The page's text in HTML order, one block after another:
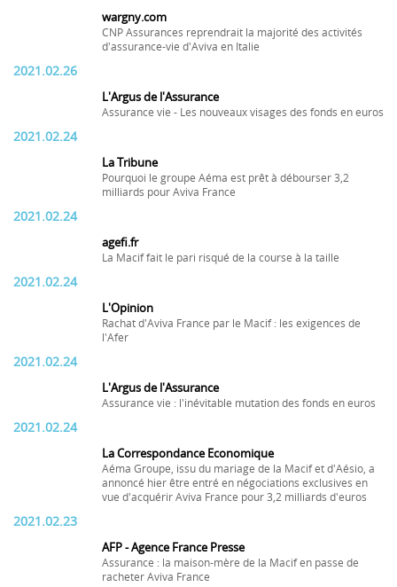
wargny.com
CNP Assurances reprendrait la majorité des activités
d'assurance-vie d'Aviva en Italie
2021.02.26
L'Argus de l'Assurance
Assurance vie - Les nouveaux visages des fonds en euros
2021.02.24
La Tribune
Pourquoi le groupe Aéma est prêt à débourser 3,2
milliards pour Aviva France
2021.02.24
agefi.fr
La Macif fait le pari risqué de la course à la taille
2021.02.24
L'Opinion
Rachat d'Aviva France par le Macif : les exigences de
l'Afer
2021.02.24
L'Argus de l'Assurance
Assurance vie : l'inévitable mutation des fonds en euros
2021.02.24
La Correspondance Economique
Aéma Groupe, issu du mariage de la Macif et d'Aésio, a
annoncé hier être entré en négociations exclusives en
vue d'acquérir Aviva France pour 3,2 milliards d'euros
2021.02.23
AFP - Agence France Presse
Assurance : la maison-mère de la Macif en passe de
racheter Aviva France